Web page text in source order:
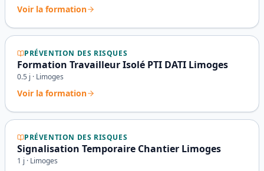
Voir la formation
PRÉVENTION DES RISQUES
Formation Travailleur Isolé PTI DATI Limoges
0.5 j · Limoges
Voir la formation
PRÉVENTION DES RISQUES
Signalisation Temporaire Chantier Limoges
1 j · Limoges